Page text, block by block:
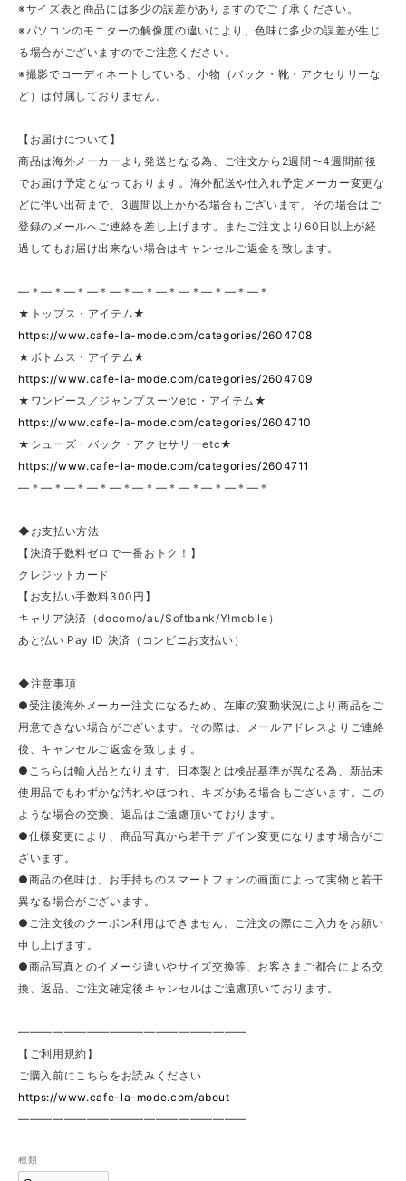
※サイズ表と商品には多少の誤差がありますのでご了承ください。
※パソコンのモニターの解像度の違いにより、色味に多少の誤差が生じ
る場合がございますのでご注意ください。
※撮影でコーディネートしている、小物（バック・靴・アクセサリーな
ど）は付属しておりません。
【お届けについて】
商品は海外メーカーより発送となる為、ご注文から2週間〜4週間前後
でお届け予定となっております。海外配送や仕入れ予定メーカー変更な
どに伴い出荷まで、3週間以上かかる場合もございます。その場合はご
登録のメールへご連絡を差し上げます。またご注文より60日以上が経
過してもお届け出来ない場合はキャンセルご返金を致します。
—＊—＊—＊—＊—＊—＊—＊—＊—＊—＊—＊
★トップス・アイテム★
https://www.cafe-la-mode.com/categories/2604708
★ボトムス・アイテム★
https://www.cafe-la-mode.com/categories/2604709
★ワンピース／ジャンプスーツetc・アイテム★
https://www.cafe-la-mode.com/categories/2604710
★シューズ・バック・アクセサリーetc★
https://www.cafe-la-mode.com/categories/2604711
—＊—＊—＊—＊—＊—＊—＊—＊—＊—＊—＊
◆お支払い方法
【決済手数料ゼロで一番おトク！】
クレジットカード
【お支払い手数料300円】
キャリア決済（docomo/au/Softbank/Y!mobile）
あと払い Pay ID 決済（コンビニお支払い）
◆注意事項
●受注後海外メーカー注文になるため、在庫の変動状況により商品をご
用意できない場合がございます。その際は、メールアドレスよりご連絡
後、キャンセルご返金を致します。
●こちらは輸入品となります。日本製とは検品基準が異なる為、新品未
使用品でもわずかな汚れやほつれ、キズがある場合もございます。この
ような場合の交換、返品はご遠慮頂いております。
●仕様変更により、商品写真から若干デザイン変更になります場合がご
ざいます。
●商品の色味は、お手持ちのスマートフォンの画面によって実物と若干
異なる場合がございます。
●ご注文後のクーポン利用はできません。ご注文の際にご入力をお願い
申し上げます。
●商品写真とのイメージ違いやサイズ交換等、お客さまご都合による交
換、返品、ご注文確定後キャンセルはご遠慮頂いております。
————————————————————
【ご利用規約】
ご購入前にこちらをお読みください
https://www.cafe-la-mode.com/about
————————————————————
種類